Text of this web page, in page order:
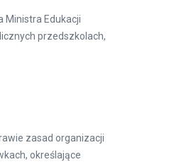
Ministra Edukacji
przedszkolach,
zasad organizacji
określające